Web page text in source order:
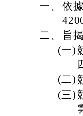
一、 依
二、
旨
(一)
(二)
(三)